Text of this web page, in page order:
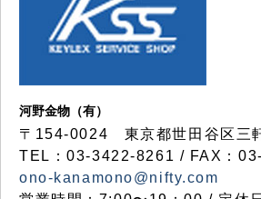
河野金物（有）
〒154-0024 東京都世田谷区三
TEL：03-3422-8261 / FAX：
ono-kanamono@nifty.com